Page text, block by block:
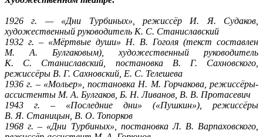
1926 г. — «Дни Турбиных», режиссёр И. Я. Судаков,
художественный руководитель К. С. Станиславский
1932 г. – «Мёртвые души» Н. В. Гоголя (текст составлен
М. А. Булгаковым), художественный руководитель
К. С. Станиславский, постановка В. Г. Сахновского,
режиссёры В. Г. Сахновский, Е. С. Телешева
1936 г. – «Мольер», постановка Н. М. Горчакова, режиссёры-
ассистенты М. А. Булгаков, Б. Н. Ливанов, В. В. Протасевич
1943 г. – «Последние дни» («Пушкин»), режиссёры
В. Я. Станицын, В. О. Топорков
1968 г. – «Дни Турбиных», постановка Л. В. Варпаховского,